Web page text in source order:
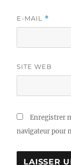
E-MAIL *
SITE WEB
Enregistrer
navigateur pour